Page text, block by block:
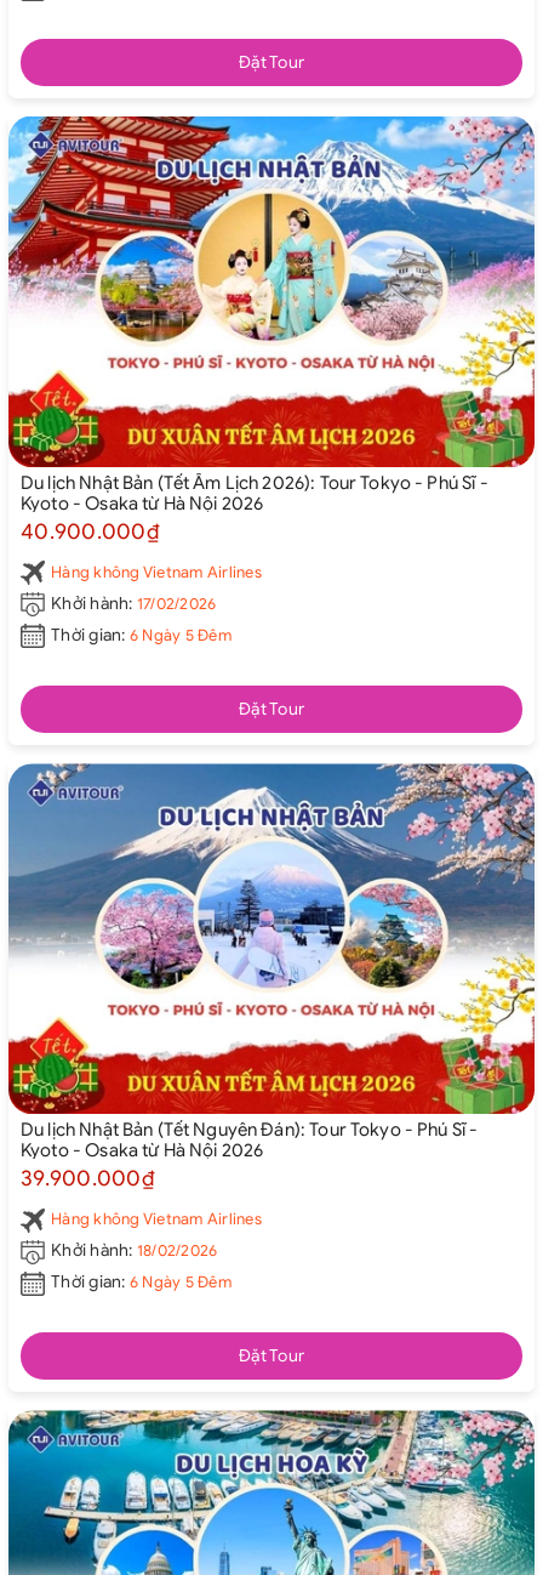
Đặt Tour
Du lịch Nhật Bản (Tết Âm Lịch 2026): Tour Tokyo - Phú Sĩ -
Kyoto - Osaka từ Hà Nội 2026
40.900.000₫
Hàng không Vietnam Airlines
Khởi hành: 17/02/2026
Thời gian: 6 Ngày 5 Đêm
Đặt Tour
Du lịch Nhật Bản (Tết Nguyên Đán): Tour Tokyo - Phú Sĩ -
Kyoto - Osaka từ Hà Nội 2026
39.900.000₫
Hàng không Vietnam Airlines
Khởi hành: 18/02/2026
Thời gian: 6 Ngày 5 Đêm
Đặt Tour